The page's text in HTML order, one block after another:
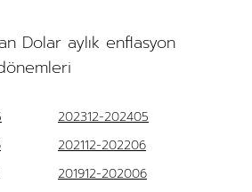
Dolar aylık enflasyon
202312-202405
202112-202206
201912-202006